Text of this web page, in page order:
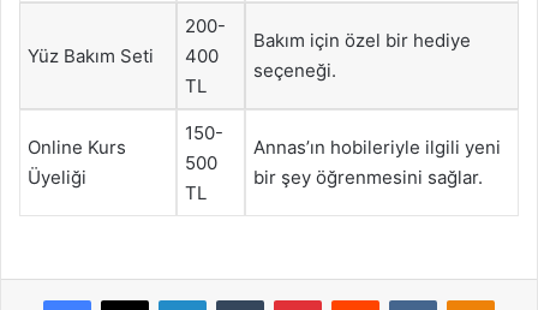
Yüz Bakım Seti
200-
400
TL
Bakım için özel bir hediye
seçeneği.
Online Kurs
Üyeliği
150-
500
TL
Annas’ın hobileriyle ilgili yeni
bir şey öğrenmesini sağlar.
Facebook
X LinkedInTumblr PinterestReddit VKontakte